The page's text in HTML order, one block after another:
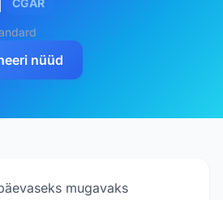
CGAR
nüüd
mugavaks